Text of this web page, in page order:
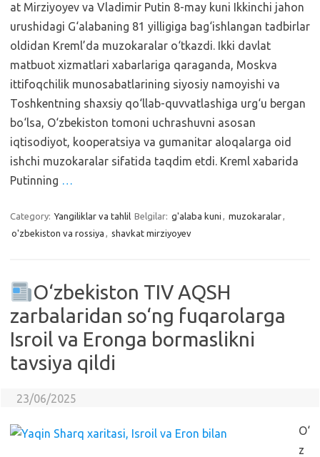
at Mirziyoyev va Vladimir Putin 8-may kuni Ikkinchi jahon
urushidagi G‘alabaning 81 yilligiga bag‘ishlangan tadbirlar
oldidan Kreml’da muzokaralar o‘tkazdi. Ikki davlat
matbuot xizmatlari xabarlariga qaraganda, Moskva
ittifoqchilik munosabatlarining siyosiy namoyishi va
Toshkentning shaxsiy qo‘llab-quvvatlashiga urg‘u bergan
bo‘lsa, O‘zbekiston tomoni uchrashuvni asosan
iqtisodiyot, kooperatsiya va gumanitar aloqalarga oid
ishchi muzokaralar sifatida taqdim etdi. Kreml xabarida
Putinning …
Category: Yangiliklar va tahlil Belgilar: g'alaba kuni , muzokaralar,
o'zbekiston va rossiya , shavkat mirziyoyev
O‘zbekiston TIV AQSH
zarbalaridan so‘ng fuqarolarga
Isroil va Eronga bormaslikni
tavsiya qildi
23/06/2025
O‘
z